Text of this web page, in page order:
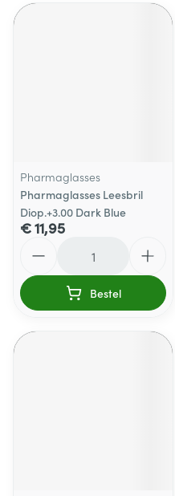
Pharmaglasses
Pharmaglasses Leesbril
Diop.+3.00 Dark Blue
€ 11,95
Bestel